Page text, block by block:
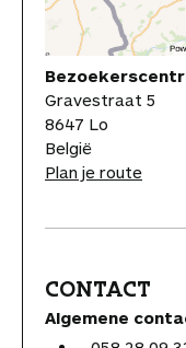
Gravestraat 5
8647 Lo
België
Plan je route
CONTACT
Algemene